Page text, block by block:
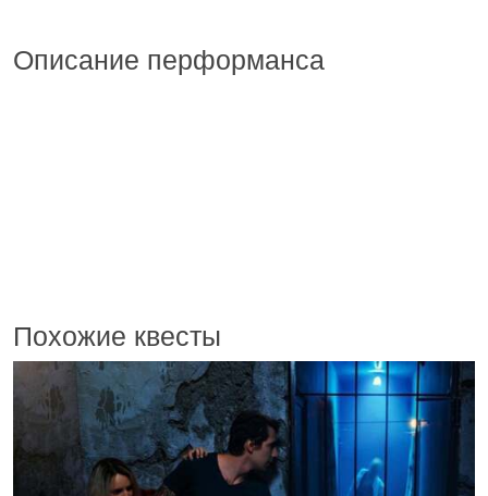
Описание перформанса
Похожие квесты